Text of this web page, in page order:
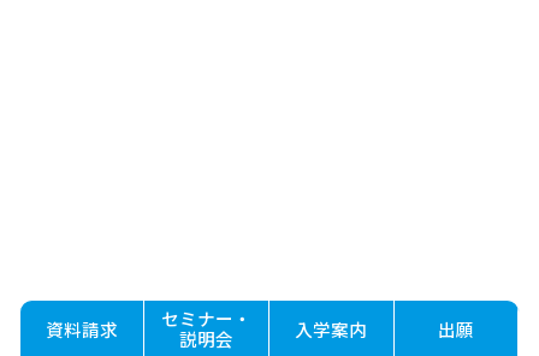
資料請求
セミナー・
説明会
入学案内 出願